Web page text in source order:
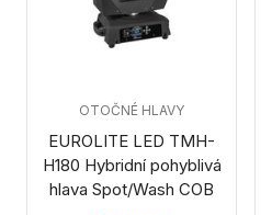
EUROLITE LED TMH-
H180 Hybridní pohyblivá
hlava Spot/Wash COB
OTOČNÉ HLAVY